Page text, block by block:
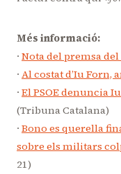
Més informació:
· Nota del premsa
· Al costat d’Iu Forn,
· El PSOE denuncia
(Tribuna Catalana)
· Bono es querella
sobre els militars
21)